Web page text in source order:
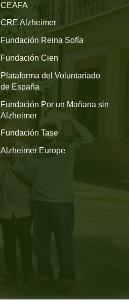
CEAFA
CRE Alzheimer
Fundación Reina Sofía
Fundación Cien
Plataforma del Voluntariado
de España
Fundación Por un Mañana sin
Alzheimer
Fundación Tase
Alzheimer Europe